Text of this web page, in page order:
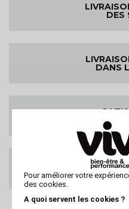
DES
DANS
Pour améliorer votre
des cookies.
A quoi servent les cookies ?